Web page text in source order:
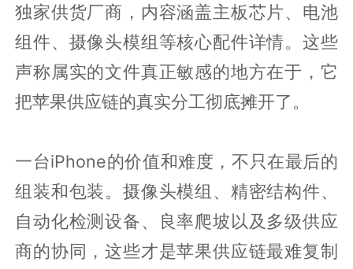
独家供货厂商，内容涵盖主板芯片、电池
组件、摄像头模组等核心配件详情。这些
声称属实的文件真正敏感的地方在于，它
把苹果供应链的真实分工彻底摊开了。
一台iPhone的价值和难度，不只在最后的
组装和包装。摄像头模组、精密结构件、
自动化检测设备、良率爬坡以及多级供应
商的协同，这些才是苹果供应链最难复制